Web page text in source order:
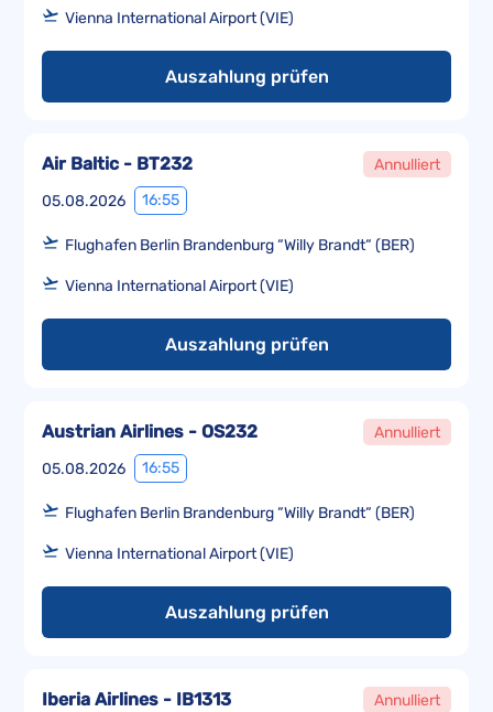
Vienna International Airport (VIE)
Auszahlung prüfen
05.08.2026 16:55
Air Baltic - BT232 Annulliert
Flughafen Berlin Brandenburg “Willy Brandt“ (BER)
Vienna International Airport (VIE)
Auszahlung prüfen
05.08.2026 16:55
Austrian Airlines - OS232 Annulliert
Flughafen Berlin Brandenburg “Willy Brandt“ (BER)
Vienna International Airport (VIE)
Auszahlung prüfen
Iberia Airlines - IB1313 Annulliert